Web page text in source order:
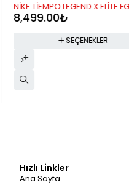
NİKE TİEMPO LEGEND X ELİTE FG
8,499.00₺
SEÇENEKLER
Hızlı Linkler
Ana Sayfa